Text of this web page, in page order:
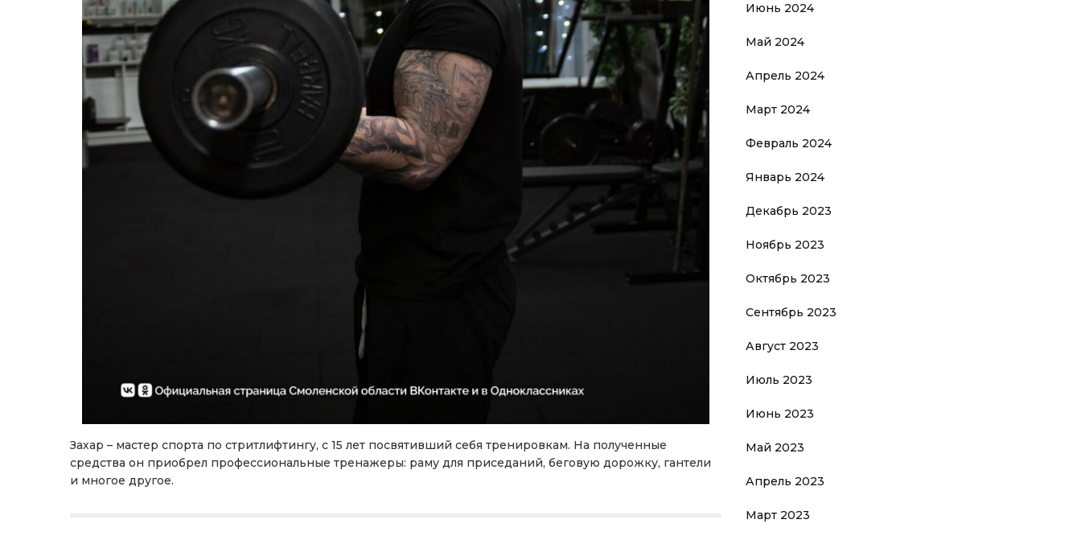
Захар – мастер спорта по стритлифтингу, с 15 лет посвятивший себя тренировкам. На полученные
средства он приобрел профессиональные тренажеры: раму для приседаний, беговую дорожку, гантели
и многое другое.
Июнь 2024
Май 2024
Апрель 2024
Март 2024
Февраль 2024
Январь 2024
Декабрь 2023
Ноябрь 2023
Октябрь 2023
Сентябрь 2023
Август 2023
Июль 2023
Июнь 2023
Май 2023
Апрель 2023
Март 2023